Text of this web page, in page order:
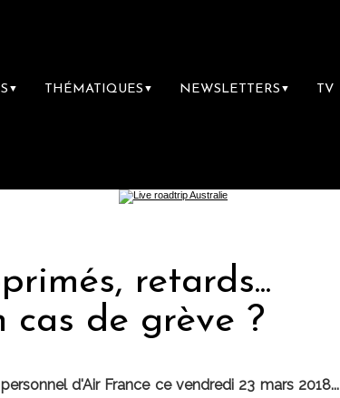
▼ THÉMATIQUES ▼ NEWSLETTERS ▼ TV
retards...
cas de grève ?
d'Air France ce vendredi 23 mars 2018...